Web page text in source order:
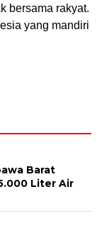
bersama rakyat.
yang mandiri
Barat
Liter Air